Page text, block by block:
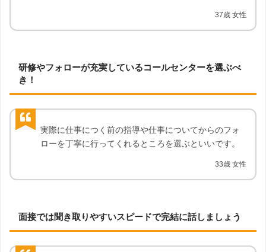
37歳 女性
研修やフォローが充実しているコールセンターを選ぶべ
き！
実際に仕事につく前の指導や仕事についてからのフォ
ローを丁寧に行ってくれるところを選ぶといいです。
33歳 女性
面接では聞き取りやすいスピードで完結に話しましょう